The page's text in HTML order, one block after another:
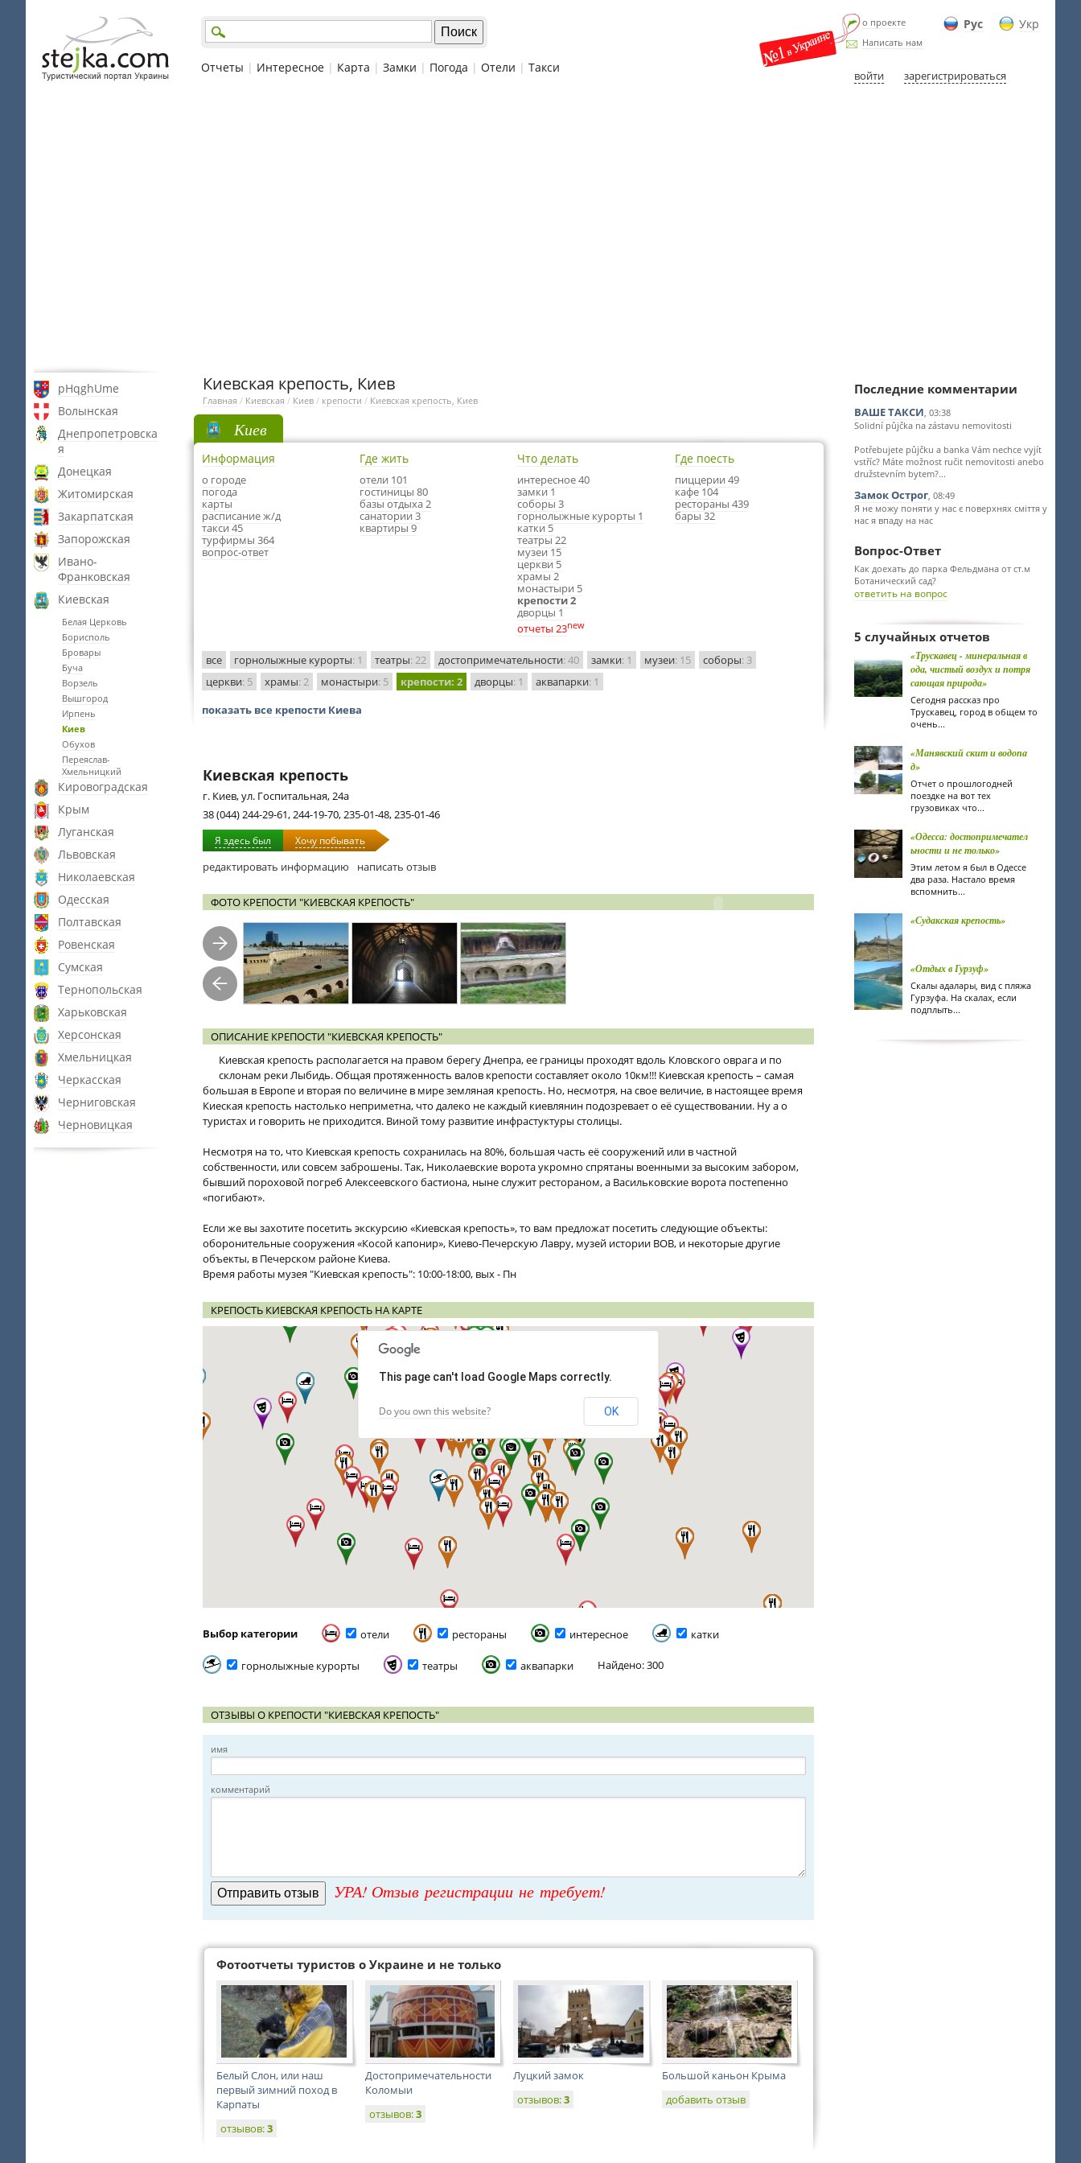
Рус Укр
о проекте
Написать нам
войти зарегистрироваться
Отчеты | Интересное | Карта | Замки | Погода | Отели | Такси
pHqghUme
Волынская
Днепропетровска
я
Донецкая
Житомирская
Закарпатская
Запорожская
Ивано-
Франковская
Киевская
Белая Церковь
Борисполь
Бровары
Буча
Ворзель
Вышгород
Ирпень
Киев
Обухов
Переяслав-
Хмельницкий
Кировоградская
Крым
Луганская
Львовская
Николаевская
Одесская
Полтавская
Ровенская
Сумская
Тернопольская
Харьковская
Херсонская
Хмельницкая
Черкасская
Черниговская
Черновицкая
Киевская крепость, Киев
Главная / Киевская / Киев / крепости / Киевская крепость, Киев
Киев
Информация
о городе
погода
карты
расписание ж/д
такси 45
турфирмы 364
вопрос-ответ
Где жить
отели 101
гостиницы 80
базы отдыха 2
санатории 3
квартиры 9
Что делать
интересное 40
замки 1
соборы 3
горнолыжные курорты 1
катки 5
театры 22
музеи 15
церкви 5
храмы 2
монастыри 5
крепости 2
дворцы 1
отчеты 23new
Где поесть
пиццерии 49
кафе 104
рестораны 439
бары 32
все горнолыжные курорты: 1 театры: 22 достопримечательности: 40 замки: 1 музеи: 15 соборы: 3
церкви: 5 храмы: 2 монастыри: 5 крепости: 2 дворцы: 1 аквапарки: 1
показать все крепости Киева
Киевская крепость
г. Киев, ул. Госпитальная, 24а
38 (044) 244-29-61, 244-19-70, 235-01-48, 235-01-46
Я здесь был Хочу побывать
редактировать информацию написать отзыв
ФОТО КРЕПОСТИ "КИЕВСКАЯ КРЕПОСТЬ"
ОПИСАНИЕ КРЕПОСТИ "КИЕВСКАЯ КРЕПОСТЬ"
Киевская крепость располагается на правом берегу Днепра, ее границы проходят вдоль Кловского оврага и по
склонам реки Лыбидь. Общая протяженность валов крепости составляет около 10км!!! Киевская крепость – самая
большая в Европе и вторая по величине в мире земляная крепость. Но, несмотря, на свое величие, в настоящее время
Киеская крепость настолько неприметна, что далеко не каждый киевлянин подозревает о её существовании. Ну а о
туристах и говорить не приходится. Виной тому развитие инфрастуктуры столицы.
Несмотря на то, что Киевская крепость сохранилась на 80%, большая часть её сооружений или в частной
собственности, или совсем заброшены. Так, Николаевские ворота укромно спрятаны военными за высоким забором,
бывший пороховой погреб Алексеевского бастиона, ныне служит рестораном, а Васильковские ворота постепенно
«погибают».
Если же вы захотите посетить экскурсию «Киевская крепость», то вам предложат посетить следующие объекты:
оборонительные сооружения «Косой капонир», Киево-Печерскую Лавру, музей истории ВОВ, и некоторые другие
объекты, в Печерском районе Киева.
Время работы музея "Киевская крепость": 10:00-18:00, вых - Пн
КРЕПОСТЬ КИЕВСКАЯ КРЕПОСТЬ НА КАРТЕ
This page can't load Google Maps correctly.
Do you own this website? OK
Выбор категории отели рестораны интересное катки
горнолыжные курорты театры аквапарки Найдено: 300
ОТЗЫВЫ О КРЕПОСТИ "КИЕВСКАЯ КРЕПОСТЬ"
имя
комментарий
УРА! Отзыв регистрации не требует!
Фотоотчеты туристов о Украине и не только
Белый Слон, или наш
первый зимний поход в
Карпаты
отзывов:3
Достопримечательности
Коломыи
отзывов:3
Луцкий замок
отзывов:3
Большой каньон Крыма
добавить отзыв
Последние комментарии
ВАШЕ ТАКСИ, 03:38
Solidní půjčka na zástavu nemovitosti
Potřebujete půjčku a banka Vám nechce vyjít
vstříc? Máte možnost ručit nemovitosti anebo
družstevním bytem?...
Замок Острог, 08:49
Я не можу поняти у нас є поверхнях сміття у
нас я впаду на нас
Вопрос-Ответ
Как доехать до парка Фельдмана от ст.м
Ботанический сад?
ответить на вопрос
5 случайных отчетов
«Трускавец - минеральная в
ода, чистый воздух и потря
сающая природа»
Сегодня рассказ про
Трускавец, город в общем то
очень...
«Манявский скит и водопа
д»
Отчет о прошлогодней
поездке на вот тех
грузовиках что...
«Одесса: достопримечател
ьности и не только»
Этим летом я был в Одессе
два раза. Настало время
вспомнить...
«Судакская крепость»
«Отдых в Гурзуф»
Скалы адалары, вид с пляжа
Гурзуфа. На скалах, если
подплыть...